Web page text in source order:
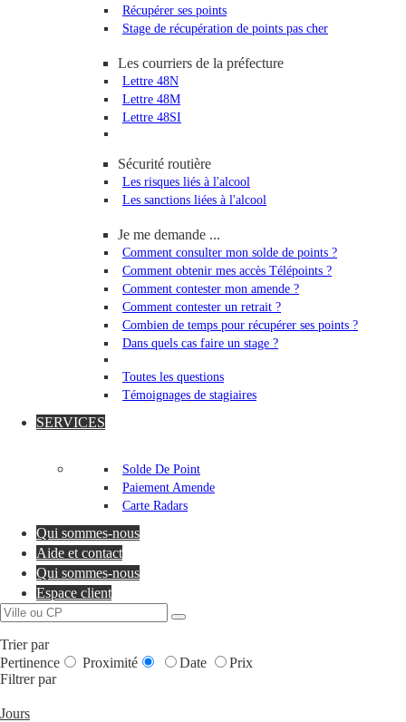
Récupérer ses points
Stage de récupération de points pas cher
Les courriers de la préfecture
Lettre 48N
Lettre 48M
Lettre 48SI
Sécurité routière
Les risques liés à l'alcool
Les sanctions liées à l'alcool
Je me demande ...
Comment consulter mon solde de points ?
Comment obtenir mes accès Télépoints ?
Comment contester mon amende ?
Comment contester un retrait ?
Combien de temps pour récupérer ses points ?
Dans quels cas faire un stage ?
Toutes les questions
Témoignages de stagiaires
SERVICES
Solde De Point
Paiement Amende
Carte Radars
Qui sommes-nous
Aide et contact
Qui sommes-nous
Espace client
Trier par
Pertinence
Proximité Date
Prix
Filtrer par
Jours